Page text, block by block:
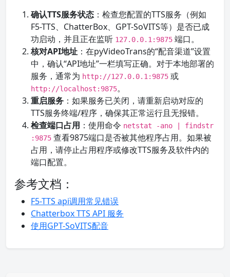
确认TTS服务状态 ：检查您配置的TTS服务（例如
F5-TTS、ChatterBox、GPT-SoVITS等）是否已成
功启动，并且正在监听 127.0.0.1:9875 端口。
核对API地址 ：在pyVideoTrans的“配音渠道”设置
中，确认“API地址”一栏填写正确。对于本地部署的
服务，通常为 http://127.0.0.1:9875 或
http://localhost:9875。
重启服务 ：如果服务已关闭，请重新启动对应的
TTS服务终端/程序，确保其正常运行且无报错。
检查端口占用 ：使用命令 netstat -ano | findstr
:9875 查看9875端口是否被其他程序占用。如果被
占用，请停止占用程序或修改TTS服务及软件内的
端口配置。
参考文档：
F5-TTS api调用常见错误
Chatterbox TTS API 服务
使用GPT-SoVITS配音